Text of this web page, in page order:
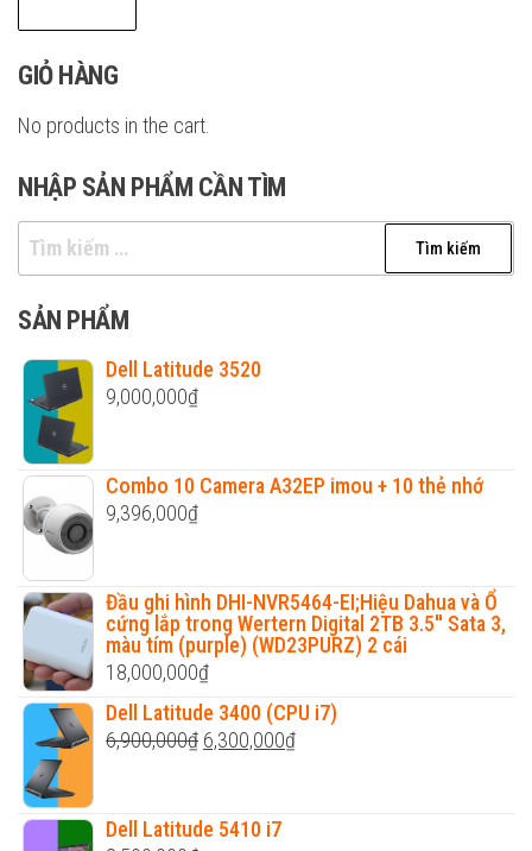
GIỎ HÀNG
No products in the cart.
NHẬP SẢN PHẨM CẦN TÌM
Tìm
kiếm
cho:
SẢN PHẨM
Dell Latitude 3520
9,000,000₫
Combo 10 Camera A32EP imou + 10 thẻ nhớ
9,396,000₫
Đầu ghi hình DHI-NVR5464-EI;Hiệu Dahua và Ổ
cứng lắp trong Wertern Digital 2TB 3.5'' Sata 3,
màu tím (purple) (WD23PURZ) 2 cái
18,000,000₫
Dell Latitude 3400 (CPU i7)
6,900,000₫ Original
6,900,000₫.
6,300,000₫Current
Dell Latitude 5410 i7